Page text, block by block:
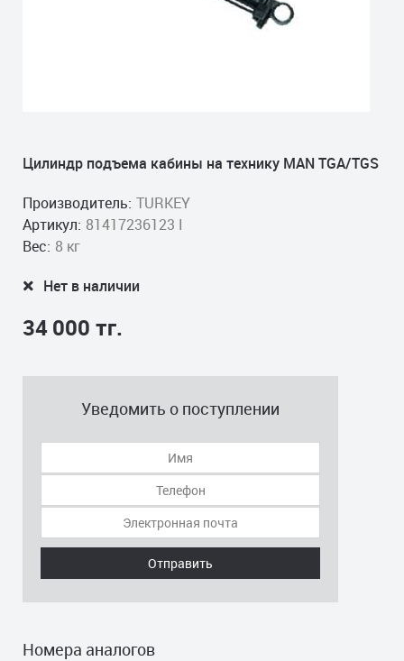
Цилиндр подъема кабины на технику MAN TGA/TGS
Производитель: TURKEY
Артикул: 81417236123 I
Вес: 8 кг
Нет в наличии
34 000 тг.
Уведомить о поступлении
Отправить
Номера аналогов